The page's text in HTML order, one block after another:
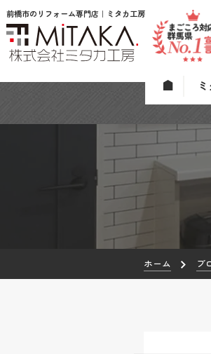
前橋市のリフォーム専門店｜ミタカ工房
ホーム ブ